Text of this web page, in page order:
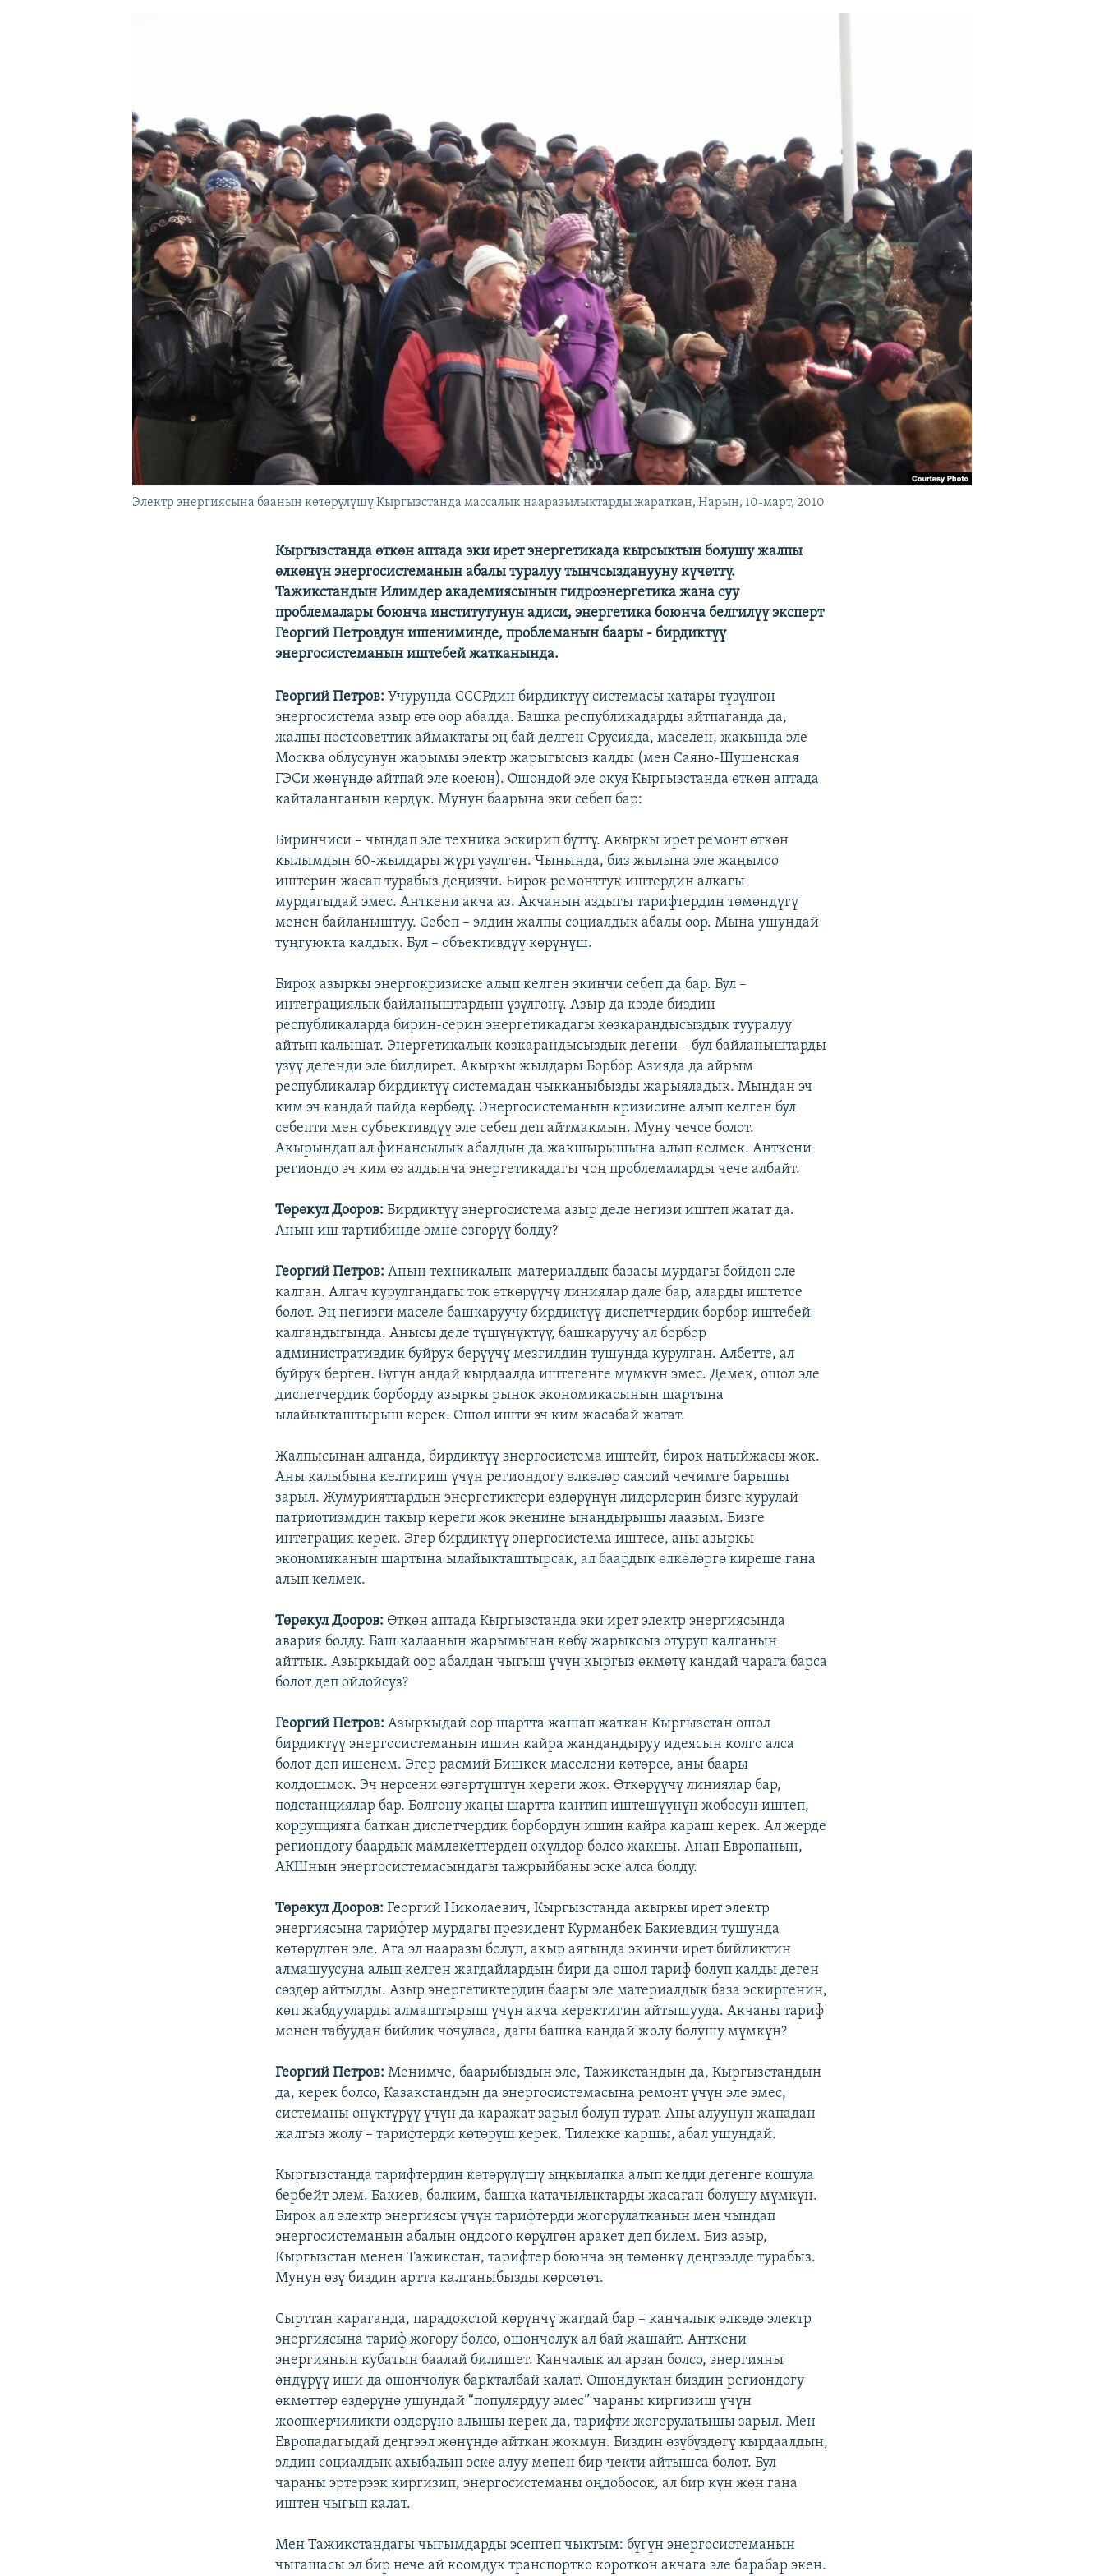
Электр энергиясына баанын көтөрүлүшү Кыргызстанда массалык нааразылыктарды жараткан, Нарын, 10-март, 2010
Кыргызстанда өткөн аптада эки ирет энергетикада кырсыктын болушу жалпы
өлкөнүн энергосистеманын абалы туралуу тынчсызданууну күчөттү.
Тажикстандын Илимдер академиясынын гидроэнергетика жана суу
проблемалары боюнча институтунун адиси, энергетика боюнча белгилүү эксперт
Георгий Петровдун ишениминде, проблеманын баары - бирдиктүү
энергосистеманын иштебей жатканында.
Георгий Петров: Учурунда СССРдин бирдиктүү системасы катары түзүлгөн
энергосистема азыр өтө оор абалда. Башка республикадарды айтпаганда да,
жалпы постсоветтик аймактагы эң бай делген Орусияда, маселен, жакында эле
Москва облусунун жарымы электр жарыгысыз калды (мен Саяно-Шушенская
ГЭСи жөнүндө айтпай эле коеюн). Ошондой эле окуя Кыргызстанда өткөн аптада
кайталанганын көрдүк. Мунун баарына эки себеп бар:
Биринчиси – чындап эле техника эскирип бүттү. Акыркы ирет ремонт өткөн
кылымдын 60-жылдары жүргүзүлгөн. Чынында, биз жылына эле жаңылоо
иштерин жасап турабыз деңизчи. Бирок ремонттук иштердин алкагы
мурдагыдай эмес. Анткени акча аз. Акчанын аздыгы тарифтердин төмөндүгү
менен байланыштуу. Себеп – элдин жалпы социалдык абалы оор. Мына ушундай
туңгуюкта калдык. Бул – объективдүү көрүнүш.
Бирок азыркы энергокризиске алып келген экинчи себеп да бар. Бул –
интеграциялык байланыштардын үзүлгөнү. Азыр да кээде биздин
республикаларда бирин-серин энергетикадагы көзкарандысыздык тууралуу
айтып калышат. Энергетикалык көзкарандысыздык дегени – бул байланыштарды
үзүү дегенди эле билдирет. Акыркы жылдары Борбор Азияда да айрым
республикалар бирдиктүү системадан чыкканыбызды жарыяладык. Мындан эч
ким эч кандай пайда көрбөдү. Энергосистеманын кризисине алып келген бул
себепти мен субъективдүү эле себеп деп айтмакмын. Муну чечсе болот.
Акырындап ал финансылык абалдын да жакшырышына алып келмек. Анткени
региондо эч ким өз алдынча энергетикадагы чоң проблемаларды чече албайт.
Төрөкул Дооров: Бирдиктүү энергосистема азыр деле негизи иштеп жатат да.
Анын иш тартибинде эмне өзгөрүү болду?
Георгий Петров: Анын техникалык-материалдык базасы мурдагы бойдон эле
калган. Алгач курулгандагы ток өткөрүүчү линиялар дале бар, аларды иштетсе
болот. Эң негизги маселе башкаруучу бирдиктүү диспетчердик борбор иштебей
калгандыгында. Анысы деле түшүнүктүү, башкаруучу ал борбор
административдик буйрук берүүчү мезгилдин тушунда курулган. Албетте, ал
буйрук берген. Бүгүн андай кырдаалда иштегенге мүмкүн эмес. Демек, ошол эле
диспетчердик борборду азыркы рынок экономикасынын шартына
ылайыкташтырыш керек. Ошол ишти эч ким жасабай жатат.
Жалпысынан алганда, бирдиктүү энергосистема иштейт, бирок натыйжасы жок.
Аны калыбына келтириш үчүн региондогу өлкөлөр саясий чечимге барышы
зарыл. Жумурияттардын энергетиктери өздөрүнүн лидерлерин бизге курулай
патриотизмдин такыр кереги жок экенине ынандырышы лаазым. Бизге
интеграция керек. Эгер бирдиктүү энергосистема иштесе, аны азыркы
экономиканын шартына ылайыкташтырсак, ал баардык өлкөлөргө киреше гана
алып келмек.
Төрөкул Дооров: Өткөн аптада Кыргызстанда эки ирет электр энергиясында
авария болду. Баш калаанын жарымынан көбү жарыксыз отуруп калганын
айттык. Азыркыдай оор абалдан чыгыш үчүн кыргыз өкмөтү кандай чарага барса
болот деп ойлойсуз?
Георгий Петров:Азыркыдай оор шартта жашап жаткан Кыргызстан ошол
бирдиктүү энергосистеманын ишин кайра жандандыруу идеясын колго алса
болот деп ишенем. Эгер расмий Бишкек маселени көтөрсө, аны баары
колдошмок. Эч нерсени өзгөртүштүн кереги жок. Өткөрүүчү линиялар бар,
подстанциялар бар. Болгону жаңы шартта кантип иштешүүнүн жобосун иштеп,
коррупцияга баткан диспетчердик борбордун ишин кайра караш керек. Ал жерде
региондогу баардык мамлекеттерден өкүлдөр болсо жакшы. Анан Европанын,
АКШнын энергосистемасындагы тажрыйбаны эске алса болду.
Төрөкул Дооров: Георгий Николаевич, Кыргызстанда акыркы ирет электр
энергиясына тарифтер мурдагы президент Курманбек Бакиевдин тушунда
көтөрүлгөн эле. Ага эл нааразы болуп, акыр аягында экинчи ирет бийликтин
алмашуусуна алып келген жагдайлардын бири да ошол тариф болуп калды деген
сөздөр айтылды. Азыр энергетиктердин баары эле материалдык база эскиргенин,
көп жабдууларды алмаштырыш үчүн акча керектигин айтышууда. Акчаны тариф
менен табуудан бийлик чочуласа, дагы башка кандай жолу болушу мүмкүн?
Георгий Петров: Менимче, баарыбыздын эле, Тажикстандын да, Кыргызстандын
да, керек болсо, Казакстандын да энергосистемасына ремонт үчүн эле эмес,
системаны өнүктүрүү үчүн да каражат зарыл болуп турат. Аны алуунун жападан
жалгыз жолу – тарифтерди көтөрүш керек. Тилекке каршы, абал ушундай.
Кыргызстанда тарифтердин көтөрүлүшү ыңкылапка алып келди дегенге кошула
бербейт элем. Бакиев, балким, башка катачылыктарды жасаган болушу мүмкүн.
Бирок ал электр энергиясы үчүн тарифтерди жогорулатканын мен чындап
энергосистеманын абалын оңдоого көрүлгөн аракет деп билем. Биз азыр,
Кыргызстан менен Тажикстан, тарифтер боюнча эң төмөнкү деңгээлде турабыз.
Мунун өзү биздин артта калганыбызды көрсөтөт.
Сырттан караганда, парадокстой көрүнчү жагдай бар – канчалык өлкөдө электр
энергиясына тариф жогору болсо, ошончолук ал бай жашайт. Анткени
энергиянын кубатын баалай билишет. Канчалык ал арзан болсо, энергияны
өндүрүү иши да ошончолук баркталбай калат. Ошондуктан биздин региондогу
өкмөттөр өздөрүнө ушундай “популярдуу эмес” чараны киргизиш үчүн
жоопкерчиликти өздөрүнө алышы керек да, тарифти жогорулатышы зарыл. Мен
Европадагыдай деңгээл жөнүндө айткан жокмун. Биздин өзүбүздөгү кырдаалдын,
элдин социалдык ахыбалын эске алуу менен бир чекти айтышса болот. Бул
чараны эртерээк киргизип, энергосистеманы оңдобосок, ал бир күн жөн гана
иштен чыгып калат.
Мен Тажикстандагы чыгымдарды эсептеп чыктым: бүгүн энергосистеманын
чыгашасы эл бир нече ай коомдук транспортко короткон акчага эле барабар экен.